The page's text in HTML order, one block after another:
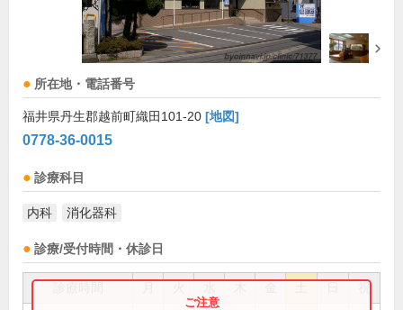
所在地・電話番号
福井県丹生郡越前町織田101-20 [地図]
0778-36-0015
診療科目
内科 消化器科
診療/受付時間・休診日
祝